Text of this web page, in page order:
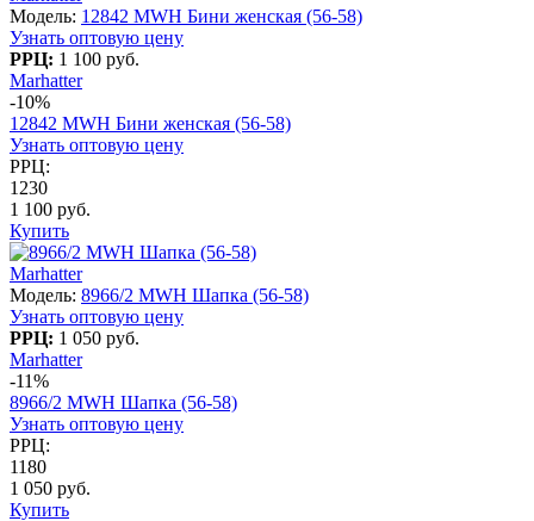
Модель: 12842 MWH Бини женская (56-58)
Узнать оптовую цену
РРЦ: 1 100 руб.
Marhatter
-10%
12842 MWH Бини женская (56-58)
Узнать оптовую цену
РРЦ:
1230
1 100 руб.
Купить
Marhatter
Модель: 8966/2 MWH Шапка (56-58)
Узнать оптовую цену
РРЦ: 1 050 руб.
Marhatter
-11%
8966/2 MWH Шапка (56-58)
Узнать оптовую цену
РРЦ:
1180
1 050 руб.
Купить